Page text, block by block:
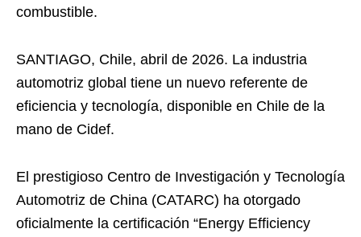
combustible.
SANTIAGO, Chile, abril de 2026. La industria
automotriz global tiene un nuevo referente de
eficiencia y tecnología, disponible en Chile de la
mano de Cidef.
El prestigioso Centro de Investigación y Tecnología
Automotriz de China (CATARC) ha otorgado
oficialmente la certificación “Energy Efficiency